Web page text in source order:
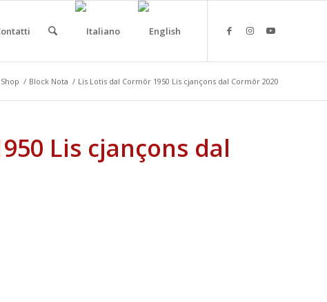
Shop / Block Nota / Lis Lotis dal Cormôr 1950 Lis cjançons dal Cormôr 2020
Lis cjançons dal